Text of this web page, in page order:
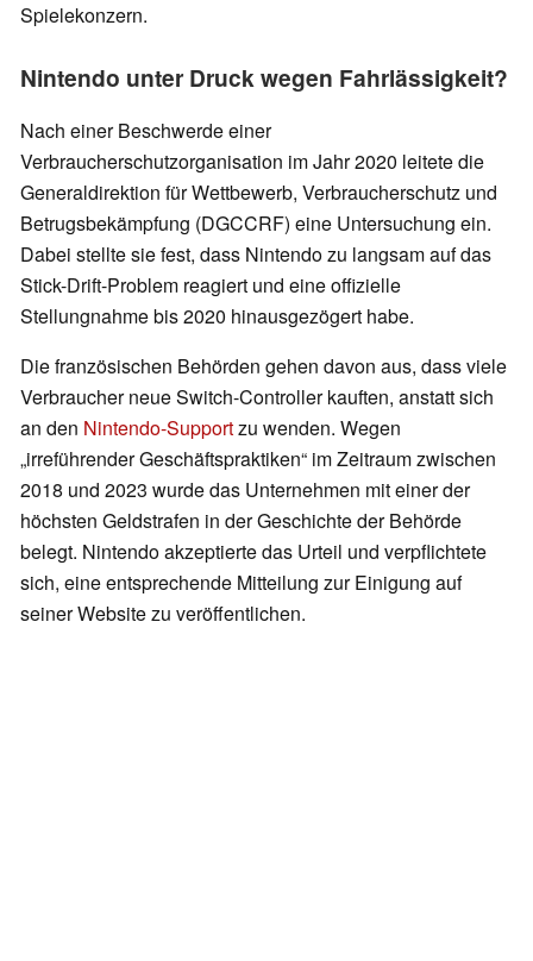
Spielekonzern.
Nintendo unter Druck wegen Fahrlässigkeit?
Nach einer Beschwerde einer
Verbraucherschutzorganisation im Jahr 2020 leitete die
Generaldirektion für Wettbewerb, Verbraucherschutz und
Betrugsbekämpfung (DGCCRF) eine Untersuchung ein.
Dabei stellte sie fest, dass Nintendo zu langsam auf das
Stick-Drift-Problem reagiert und eine offizielle
Stellungnahme bis 2020 hinausgezögert habe.
Die französischen Behörden gehen davon aus, dass viele
Verbraucher neue Switch-Controller kauften, anstatt sich
an den Nintendo-Supportzu wenden. Wegen
„irreführender Geschäftspraktiken“ im Zeitraum zwischen
2018 und 2023 wurde das Unternehmen mit einer der
höchsten Geldstrafen in der Geschichte der Behörde
belegt. Nintendo akzeptierte das Urteil und verpflichtete
sich, eine entsprechende Mitteilung zur Einigung auf
seiner Website zu veröffentlichen.